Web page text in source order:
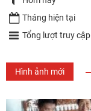
Tháng hiện tại
Tổng lượt truy cập
Hình ảnh mới